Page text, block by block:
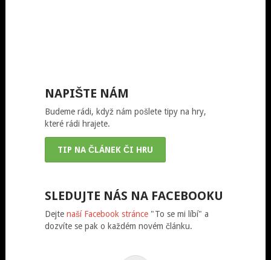
NAPIŠTE NÁM
Budeme rádi, když nám pošlete tipy na hry,
které rádi hrajete.
TIP NA ČLÁNEK ČI HRU
SLEDUJTE NÁS NA FACEBOOKU
Dejte naší Facebook stránce"To se mi líbí" a
dozvíte se pak o každém novém článku.